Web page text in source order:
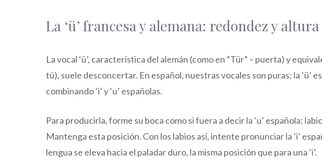
La ‘ü’ francesa y alemana: redondez y altura
La vocal ‘ü’, característica del alemán (como en “Tür” – puerta) y
tú), suele desconcertar. En español, nuestras vocales son puras; la ‘ü’
combinando ‘i’ y ‘u’ españolas.
Para producirla, forme su boca como si fuera a decir la ‘u’ española:
Mantenga esta posición. Con los labios así, intente pronunciar la ‘i’
lengua se eleva hacia el paladar duro, la misma posición que para una ‘i’.